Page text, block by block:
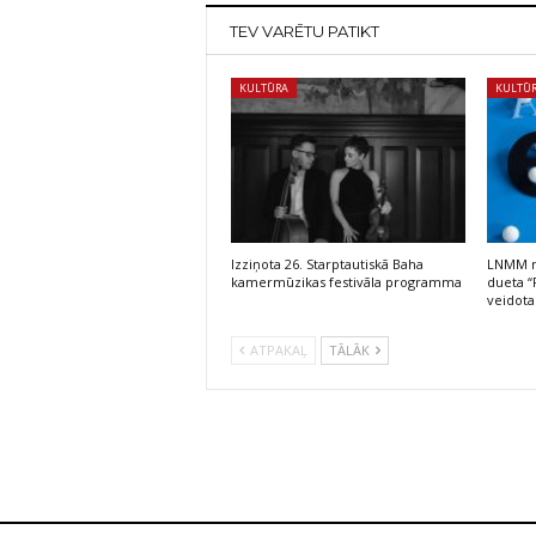
TEV VARĒTU PATIKT
KULTŪRA
Izziņota 26. Starptautiskā Baha
kamermūzikas festivāla programma
LNMM
dueta
veidota
ATPAKAĻ TĀLĀK